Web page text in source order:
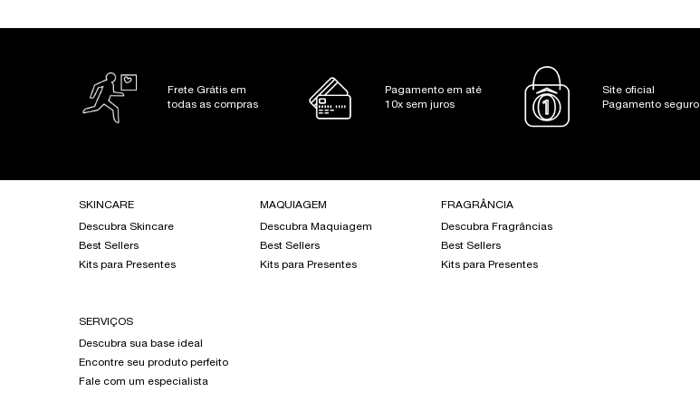
Frete Grátis em
todas as compras
Pagamento em até
10x sem juros
Site oficial
Pagamento seguro
SKINCARE
Descubra Skincare
Best Sellers
Kits para Presentes
SERVIÇOS
Descubra sua base ideal
Encontre seu produto perfeito
Fale com um especialista
MAQUIAGEM
Descubra Maquiagem
Best Sellers
Kits para Presentes
FRAGRÂNCIA
Descubra Fragrâncias
Best Sellers
Kits para Presentes